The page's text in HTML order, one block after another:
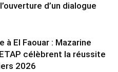
d’un dialogue
à El Faouar : Mazarine
célèbrent la réussite
2026